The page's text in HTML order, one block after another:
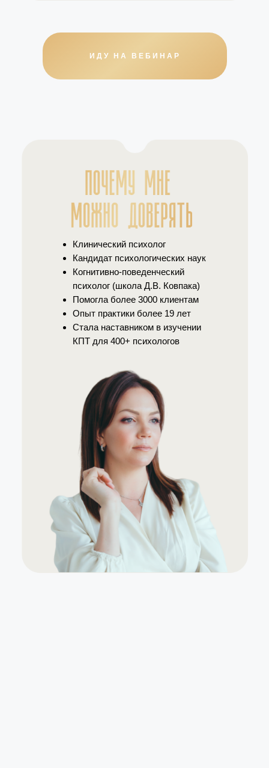
ИДУ НА ВЕБИНАР
Клинический психолог
Кандидат психологических наук
Когнитивно-поведенческий
психолог (школа Д.В. Ковпака)
Помогла более 3000 клиентам
Опыт практики более 19 лет
Стала наставником в изучении
КПТ для 400+ психологов